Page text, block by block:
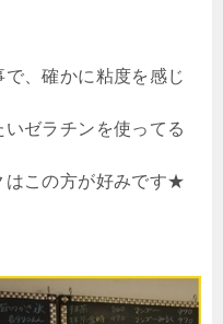
、確かに粘度を感じ
ゼラチンを使ってる
はこの方が好みです★